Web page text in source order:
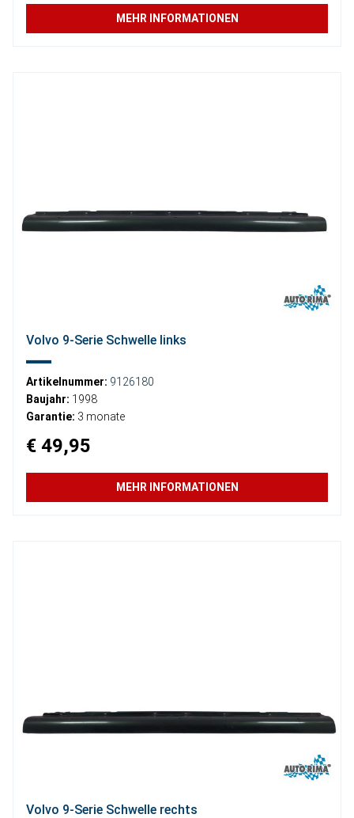
MEHR INFORMATIONEN
Volvo 9-Serie Schwelle links
Artikelnummer: 9126180
Baujahr: 1998
Garantie: 3 monate
€ 49,95
MEHR INFORMATIONEN
Volvo 9-Serie Schwelle rechts